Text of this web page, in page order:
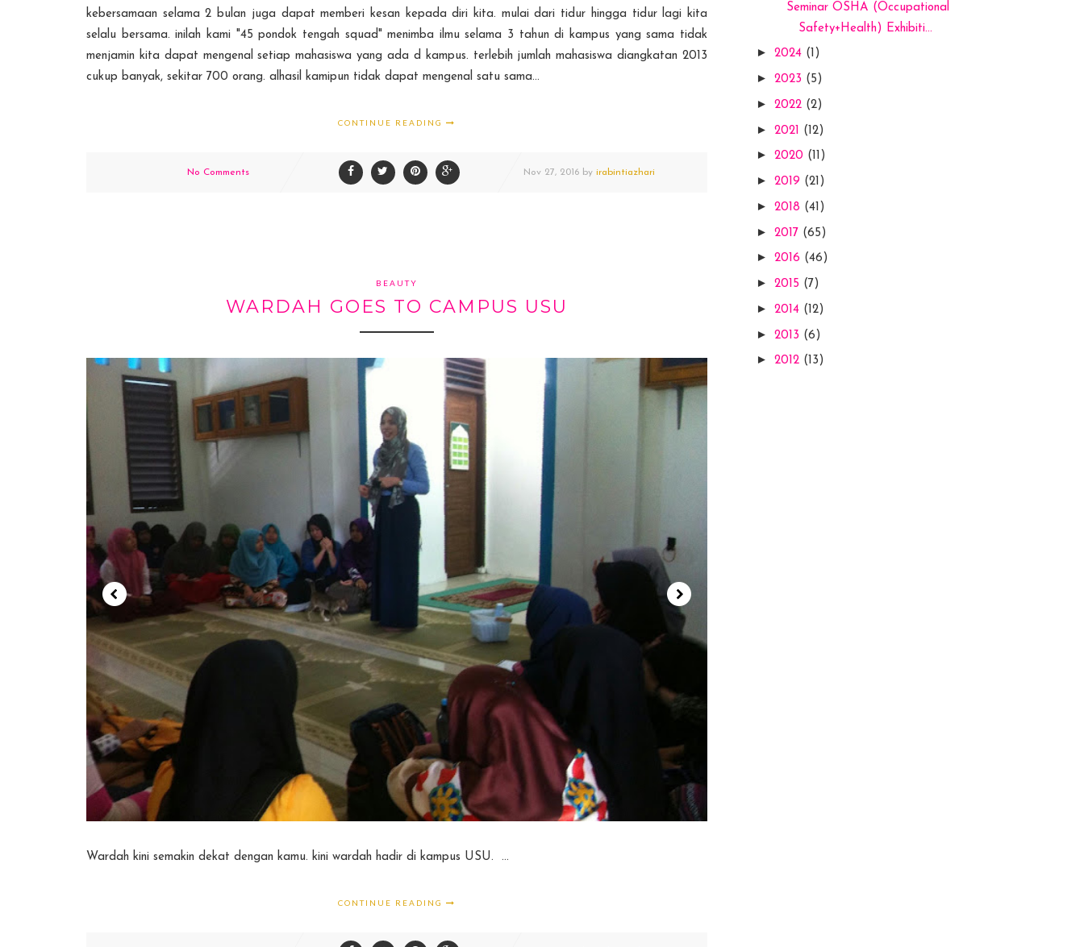
kebersamaan selama 2 bulan juga dapat memberi kesan kepada diri kita. mulai dari tidur hingga tidur lagi kita
selalu bersama. inilah kami "45 pondok tengah squad" menimba ilmu selama 3 tahun di kampus yang sama tidak
menjamin kita dapat mengenal setiap mahasiswa yang ada d kampus. terlebih jumlah mahasiswa diangkatan 2013
cukup banyak, sekitar 700 orang. alhasil kamipun tidak dapat mengenal satu sama...
CONTINUE READING
No Comments Nov 27, 2016 by irabintiazhari
BEAUTY
WARDAH GOES TO CAMPUS USU
Wardah kini semakin dekat dengan kamu. kini wardah hadir di kampus USU. ...
CONTINUE READING
Seminar OSHA (Occupational
Safety+Health) Exhibiti...
► 2024 (1)
► 2023 (5)
► 2022 (2)
► 2021 (12)
► 2020 (11)
► 2019 (21)
► 2018 (41)
► 2017 (65)
► 2016 (46)
► 2015 (7)
► 2014 (12)
► 2013 (6)
► 2012 (13)